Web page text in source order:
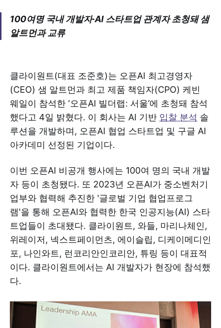
100여명 국내 개발자·AI 스타트업 관계자 초청돼 샘
알트먼과 교류
클라이원트(대표 조준호)는 오픈AI 최고경영자
(CEO) 샘 알트먼과 최고 제품 책임자(CPO) 케빈
웨일이 참석한 ‘오픈AI 빌더랩: 서울’에 초청돼 참석
했다고 4일 밝혔다. 이 회사는 AI 기반 입찰 분석 솔
루션을 개발하며, 오픈AI 협업 스타트업 및 구글 AI
아카데미 선정된 기업이다.
이번 오픈AI 비공개 행사에는 100여 명의 국내 개발
자 등이 초청됐다. 또 2023년 오픈AI가 중소벤처기
업부와 협력해 추진한 '글로벌 기업 협업프로그
램'을 통해 오픈AI와 협력한 한국 인공지능(AI) 스타
트업들이 초대됐다. 클라이원트, 와들, 마리나체인,
위레이저, 넥스트페이먼츠, 에이슬립, 디케이메디인
포, 나인와트, 런코리안인코리안, 튜링 등이 대표적
이다. 클라이원트에서는 AI 개발자가 현장에 참석했
다.